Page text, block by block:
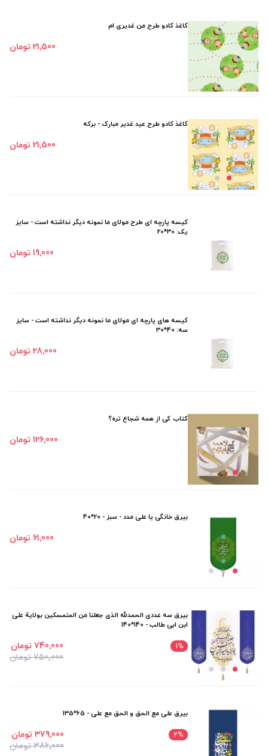
کاغذ کادو طرح من غدیری ام
21٬500 تومان
کاغذ کادو طرح عید غدیر مبارک - برکه
21٬500 تومان
کیسه پارچه ای طرح مولای ما نمونه دیگر نداشته است - سایز
یک: 30*20
19٬000 تومان
کیسه های پارچه ای مولای ما نمونه دیگر نداشته است - سایز
سه: 40*30
28٬000 تومان
کتاب کی از همه شجاع تره؟
126٬000 تومان
بیرق خانگی یا علی مدد - سبز - 20*40
61٬000 تومان
بیرق سه عددی الحمدلله الذی جعلنا من المتمسکین بولایة علی
ابن ابی طالب - 140*140
1%
750٬000 تومان
740٬000 تومان
بیرق علی مع الحق و الحق مع علی - 65*135
2%
386٬000 تومان
379٬000 تومان